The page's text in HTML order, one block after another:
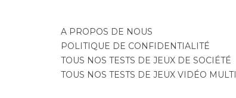
A PROPOS DE NOUS
POLITIQUE DE CONFIDENTIALITÉ
TOUS NOS TESTS DE JEUX DE SOCIÉTÉ
TOUS NOS TESTS DE JEUX VIDÉO MULTI